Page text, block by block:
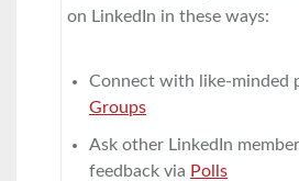
on LinkedIn in these ways:
Connect with like-minded
Groups
Ask other LinkedIn
feedback via Polls